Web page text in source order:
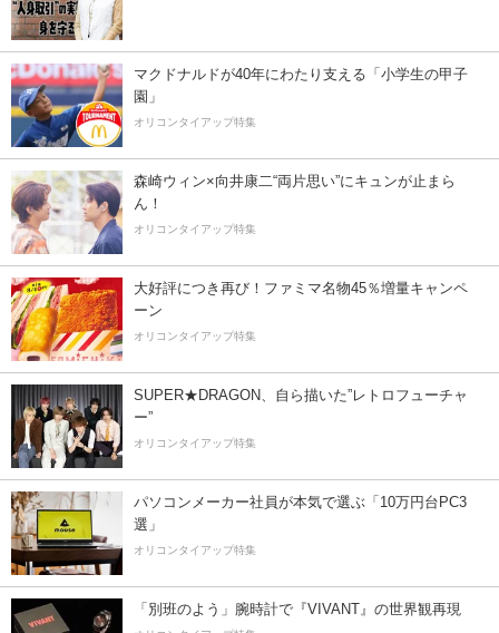
マクドナルドが40年にわたり支える「小学生の甲子
園」
オリコンタイアップ特集
森崎ウィン×向井康二“両片思い”にキュンが止まら
ん！
オリコンタイアップ特集
大好評につき再び！ファミマ名物45％増量キャンペ
ーン
オリコンタイアップ特集
SUPER★DRAGON、自ら描いた”レトロフューチャ
ー”
オリコンタイアップ特集
パソコンメーカー社員が本気で選ぶ「10万円台PC3
選」
オリコンタイアップ特集
「別班のよう」腕時計で『VIVANT』の世界観再現